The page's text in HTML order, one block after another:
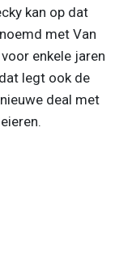
kan op dat
met Van
enkele jaren
legt ook de
deal met